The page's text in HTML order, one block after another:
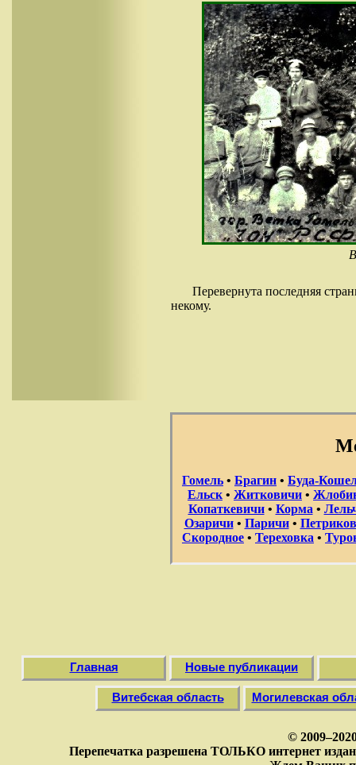
Перевернута последняя
некому.
Гомель • Брагин • Буда-
Ельск • Житковичи •
Копаткевичи• Корма •
Озаричи• Паричи• Петриков
Скородное • Тереховка •
Главная Новые публикации
Витебская область Могилевская
©
Перепечатка разрешена ТОЛЬКО интернет